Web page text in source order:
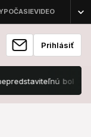
Prihlásiť
bolesť!